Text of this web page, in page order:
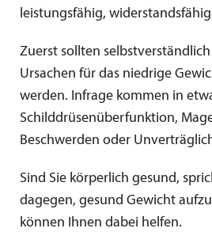
leistungsfähig,
Zuerst sollten
Ursachen für das niedrige
werden. Infrage kommen in
Schilddrüsenüberfunktion,
Beschwerden oder
Sind Sie körperlich gesund,
dagegen, gesund Gewicht
können Ihnen dabei helfen.